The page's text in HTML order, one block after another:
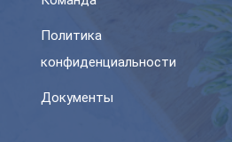
Политика
конфиденциальности
Документы